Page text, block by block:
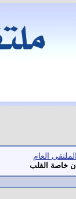
الملتقى العام
خاصة القلب